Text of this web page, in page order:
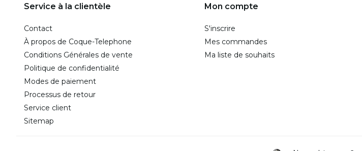
Service à la clientèle
Contact
À propos de Coque-Telephone
Conditions Générales de vente
Politique de confidentialité
Modes de paiement
Processus de retour
Service client
Sitemap
Mon compte
S'inscrire
Mes commandes
Ma liste de souhaits